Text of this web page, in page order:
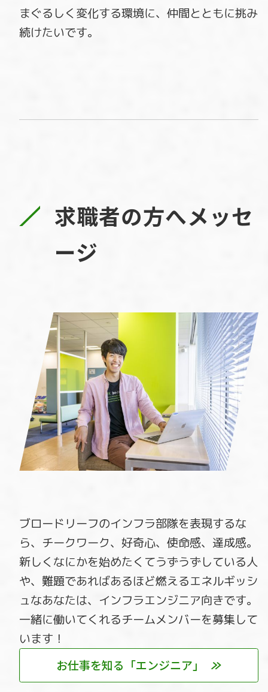
まぐるしく変化する環境に、仲間とともに挑み
続けたいです。
求職者の方へメッセ
ージ
ブロードリーフのインフラ部隊を表現するな
ら、チークワーク、好奇心、使命感、達成感。
新しくなにかを始めたくてうずうずしている人
や、難題であればあるほど燃えるエネルギッシ
ュなあなたは、インフラエンジニア向きです。
一緒に働いてくれるチームメンバーを募集して
います！
お仕事を知る「エンジニア」